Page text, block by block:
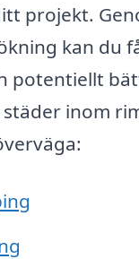
projekt.
kan du
potentiellt
inom